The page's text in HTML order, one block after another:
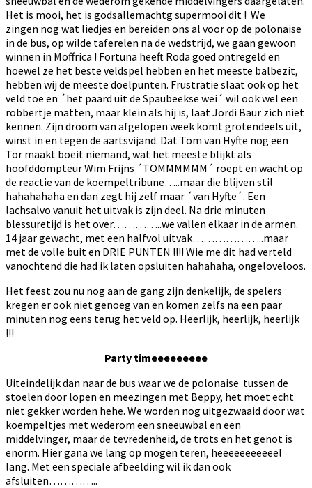
Het is mooi, het is godsallemachtg supermooi dit ! We
zingen nog wat liedjes en bereiden ons al voor op de polonaise
in de bus, op wilde taferelen na de wedstrijd, we gaan gewoon
winnen in Moffrica ! Fortuna heeft Roda goed ontregeld en
hoewel ze het beste veldspel hebben en het meeste balbezit,
hebben wij de meeste doelpunten. Frustratie slaat ook op het
veld toe en ´het paard uit de Spaubeekse wei´ wil ook wel een
robbertje matten, maar klein als hij is, laat Jordi Baur zich niet
kennen. Zijn droom van afgelopen week komt grotendeels uit,
winst in en tegen de aartsvijand. Dat Tom van Hyfte nog een
Tor maakt boeit niemand, wat het meeste blijkt als
hoofddompteur Wim Frijns ´TOMMMMMM´ roept en wacht op
de reactie van de koempeltribune…..maar die blijven stil
hahahahaha en dan zegt hij zelf maar ´van Hyfte´. Een
lachsalvo vanuit het uitvak is zijn deel. Na drie minuten
blessuretijd is het over…………..we vallen elkaar in de armen.
14 jaar gewacht, met een halfvol uitvak………………..maar
met de volle buit en DRIE PUNTEN !!!! Wie me dit had verteld
vanochtend die had ik laten opsluiten hahahaha, ongeloveloos.
Het feest zou nu nog aan de gang zijn denkelijk, de spelers
kregen er ook niet genoeg van en komen zelfs na een paar
minuten nog eens terug het veld op. Heerlijk, heerlijk, heerlijk
!!!
Party timeeeeeeeee
Uiteindelijk dan naar de bus waar we de polonaise tussen de
stoelen door lopen en meezingen met Beppy, het moet echt
niet gekker worden hehe. We worden nog uitgezwaaid door wat
koempeltjes met wederom een sneeuwbal en een
middelvinger, maar de tevredenheid, de trots en het genot is
enorm. Hier gana we lang op mogen teren, heeeeeeeeeeel
lang. Met een speciale afbeelding wil ik dan ook
afsluiten…………..